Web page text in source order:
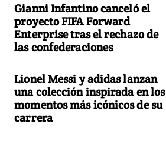
Gianni Infantino canceló el
proyecto FIFA Forward
Enterprise tras el rechazo de
las confederaciones
Lionel Messi y adidas lanzan
una colección inspirada en los
momentos más icónicos de su
carrera